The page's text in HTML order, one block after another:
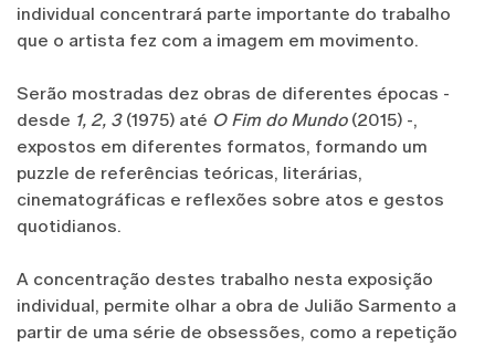
individual concentrará parte importante do trabalho
que o artista fez com a imagem em movimento.
Serão mostradas dez obras de diferentes épocas -
desde 1, 2, 3 (1975) até O Fim do Mundo (2015) -,
expostos em diferentes formatos, formando um
puzzle de referências teóricas, literárias,
cinematográficas e reflexões sobre atos e gestos
quotidianos.
A concentração destes trabalho nesta exposição
individual, permite olhar a obra de Julião Sarmento a
partir de uma série de obsessões, como a repetição